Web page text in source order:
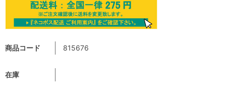
商品コード 815676
在庫